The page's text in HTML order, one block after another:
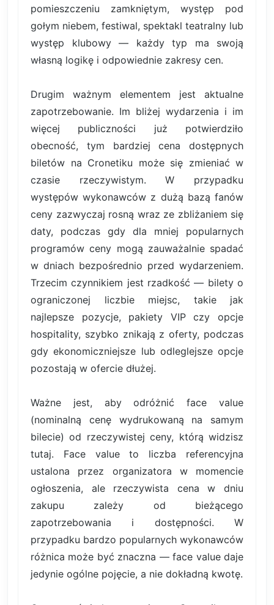
pomieszczeniu zamkniętym, występ pod
gołym niebem, festiwal, spektakl teatralny lub
występ klubowy — każdy typ ma swoją
własną logikę i odpowiednie zakresy cen.
Drugim ważnym elementem jest aktualne
zapotrzebowanie. Im bliżej wydarzenia i im
więcej publiczności już potwierdziło
obecność, tym bardziej cena dostępnych
biletów na Cronetiku może się zmieniać w
czasie rzeczywistym. W przypadku
występów wykonawców z dużą bazą fanów
ceny zazwyczaj rosną wraz ze zbliżaniem się
daty, podczas gdy dla mniej popularnych
programów ceny mogą zauważalnie spadać
w dniach bezpośrednio przed wydarzeniem.
Trzecim czynnikiem jest rzadkość — bilety o
ograniczonej liczbie miejsc, takie jak
najlepsze pozycje, pakiety VIP czy opcje
hospitality, szybko znikają z oferty, podczas
gdy ekonomiczniejsze lub odleglejsze opcje
pozostają w ofercie dłużej.
Ważne jest, aby odróżnić face value
(nominalną cenę wydrukowaną na samym
bilecie) od rzeczywistej ceny, którą widzisz
tutaj. Face value to liczba referencyjna
ustalona przez organizatora w momencie
ogłoszenia, ale rzeczywista cena w dniu
zakupu zależy od bieżącego
zapotrzebowania i dostępności. W
przypadku bardzo popularnych wykonawców
różnica może być znaczna — face value daje
jedynie ogólne pojęcie, a nie dokładną kwotę.